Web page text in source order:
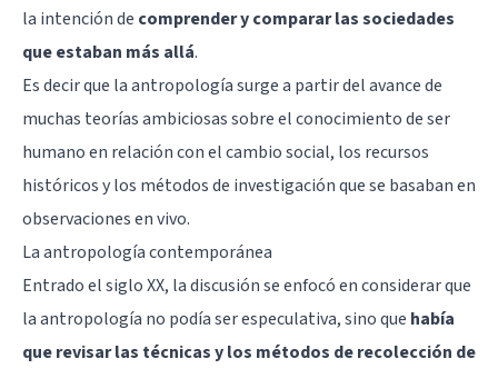
la intención de comprender y comparar las sociedades
que estaban más allá.
Es decir que la antropología surge a partir del avance de
muchas teorías ambiciosas sobre el conocimiento de ser
humano en relación con el cambio social, los recursos
históricos y los métodos de investigación que se basaban en
observaciones en vivo.
La antropología contemporánea
Entrado el siglo XX, la discusión se enfocó en considerar que
la antropología no podía ser especulativa, sino que había
que revisar las técnicas y los métodos de recolección de